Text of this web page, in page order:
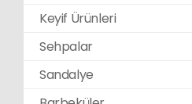
Keyif Ürünleri
Sehpalar
Sandalye